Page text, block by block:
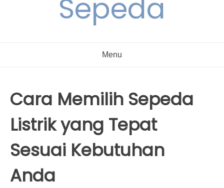
Sepeda
Menu
Cara Memilih Sepeda
Listrik yang Tepat
Sesuai Kebutuhan
Anda